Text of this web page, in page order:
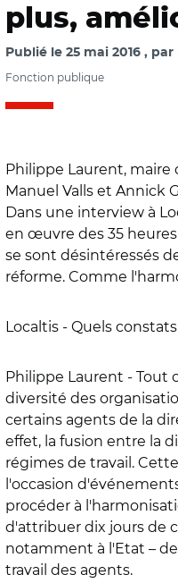
plus,
Publié le 25 mai 2016 par
Fonction publique
Philippe Laurent,
Manuel Valls et Annick
Dans une interview à
en œuvre des 35
se sont désintéressés
réforme. Comme
Localtis - Quels
Philippe Laurent - Tout
diversité des
certains agents de la
effet, la fusion entre la
régimes de travail.
l'occasion
procéder à
d'attribuer dix jours de
notamment à l'Etat –
travail des agents.